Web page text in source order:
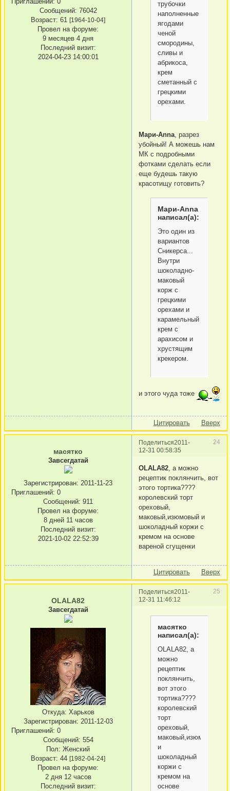
Сообщений: 76042
Возраст: 61 [1964-10-04]
Провел на форуме:
9 месяцев 4 дня
Последний визит:
2024-04-23 14:00:01
трубочки
наполненные
ягодами
ченой
смородины,
сливы и
абрикоса,
крем
сметанный с
грецкими
орехами.
Мари-Anna , разрез
убойный! А можешь нам
МК с подробными
фотками сделать если
еще будешь такую
красотищу готовить?
Мари-Anna
написал(а):
Это один из
вариантов
Сникерса...
Внутри
шоколадно-
маковый
корж с
грецкими
орехами и
карамельный
крем с
арахисом и
хрустящим
крекером.
и этого чуда тоже
Цитировать Вверх
Поделиться 24
2011-
12-31 00:58:35
масятко
Завсегдатай
Зарегистрирован: 2011-11-23
Приглашений: 0
Сообщений: 911
Провел на форуме:
8 дней 11 часов
Последний визит:
2021-10-02 22:52:39
OLALA82, а можно
рецептик поклянчить, вот
этого тортика????
королевский торт
ореховый,
маковый,изюмовый и
шоколадный коржи с
кремом на основе
вареной сгущенки
Цитировать Вверх
Поделиться 25
2011-
12-31 11:46:12
OLALA82
Завсегдатай
Откуда: Харьков
Зарегистрирован: 2011-12-03
Приглашений: 0
Сообщений: 554
Пол: Женский
Возраст: 44 [1982-04-24]
Провел на форуме:
2 дня 12 часов
Последний визит:
масятко
написал(а):
OLALA82, а
можно
рецептик
поклянчить,
вот этого
тортика????
королевский
торт
ореховый,
маковый,изюмовый
и
шоколадный
коржи с
кремом на
основе